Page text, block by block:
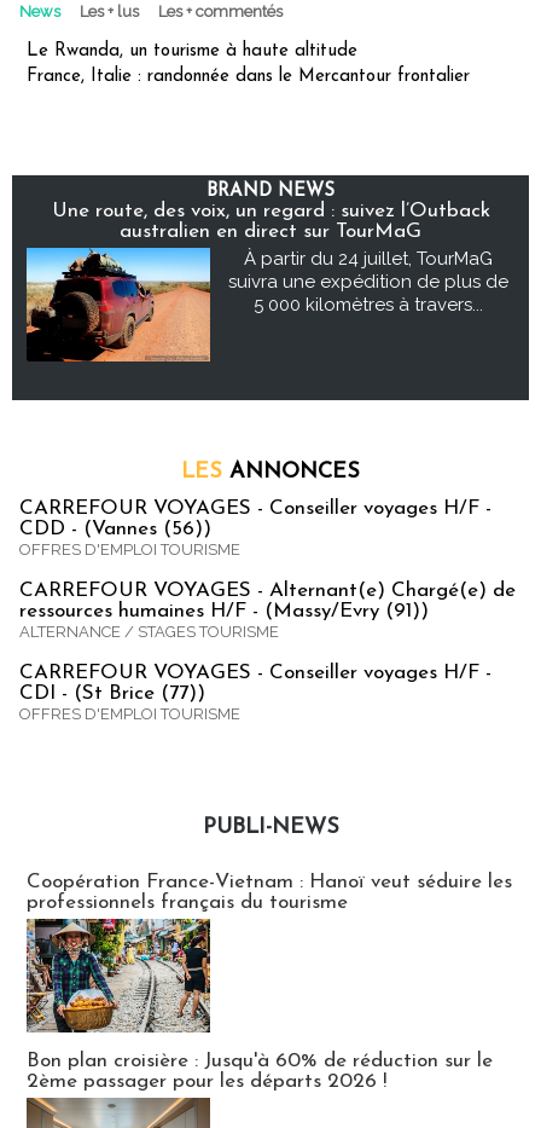
News Les + lus Les + commentés
Le Rwanda, un tourisme à haute altitude
France, Italie : randonnée dans le Mercantour frontalier
BRAND NEWS
Une route, des voix, un regard : suivez l’Outback
australien en direct sur TourMaG
À partir du 24 juillet, TourMaG
suivra une expédition de plus de
5 000 kilomètres à travers...
LES ANNONCES
CARREFOUR VOYAGES - Conseiller voyages H/F -
CDD - (Vannes (56))
OFFRES D'EMPLOI TOURISME
CARREFOUR VOYAGES - Alternant(e) Chargé(e) de
ressources humaines H/F - (Massy/Evry (91))
ALTERNANCE / STAGES TOURISME
CARREFOUR VOYAGES - Conseiller voyages H/F -
CDI - (St Brice (77))
OFFRES D'EMPLOI TOURISME
PUBLI-NEWS
Coopération France-Vietnam : Hanoï veut séduire les
professionnels français du tourisme
Bon plan croisière : Jusqu'à 60% de réduction sur le
2ème passager pour les départs 2026 !